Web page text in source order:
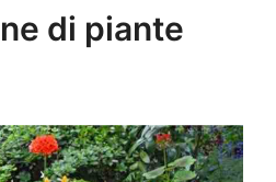
di piante